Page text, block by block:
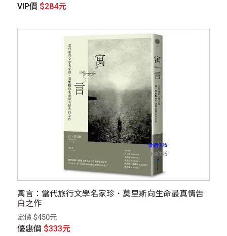
VIP價 $284元
寓言：當代旅行文學名家珍．莫里斯向生命最真情告
白之作
定價 $450元
優惠價 $333元